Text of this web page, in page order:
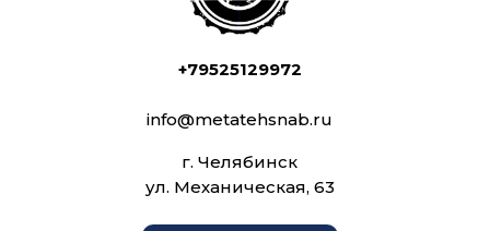
+79525129972
info@metatehsnab.ru
г. Челябинск
ул. Механическая, 63